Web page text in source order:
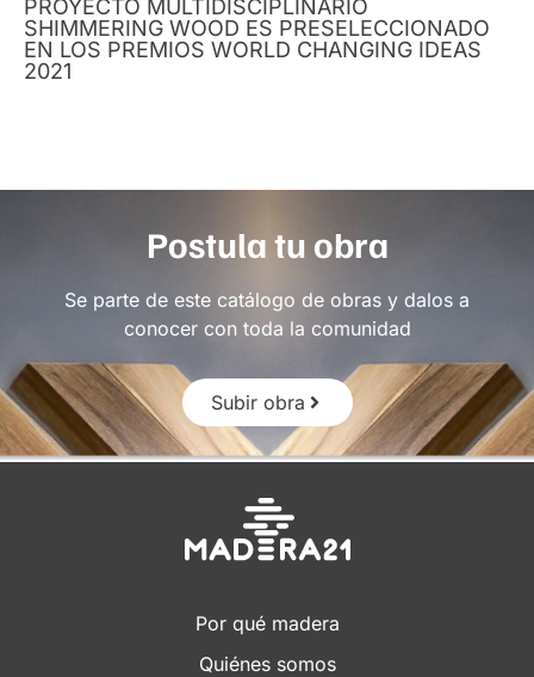
PROYECTO MULTIDISCIPLINARIO
SHIMMERING WOOD ES PRESELECCIONADO
EN LOS PREMIOS WORLD CHANGING IDEAS
2021
Postula tu obra
Se parte de este catálogo de obras y dalos a
conocer con toda la comunidad
Subir obra
Por qué madera
Quiénes somos